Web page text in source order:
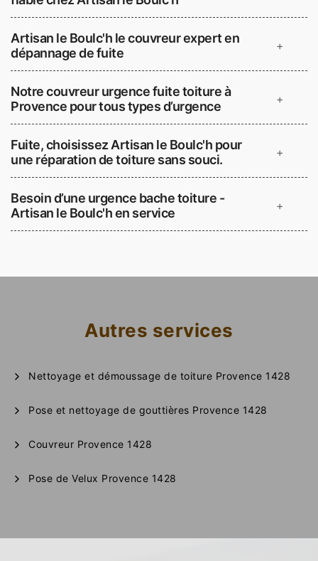
Artisan le Boulc'h le couvreur expert en
dépannage de fuite
+
Notre couvreur urgence fuite toiture à
Provence pour tous types d’urgence
+
Fuite, choisissez Artisan le Boulc'h pour
une réparation de toiture sans souci.
+
Besoin d’une urgence bache toiture -
Artisan le Boulc'h en service
+
Autres services
Nettoyage et démoussage de toiture Provence 1428
Pose et nettoyage de gouttières Provence 1428
Couvreur Provence 1428
Pose de Velux Provence 1428